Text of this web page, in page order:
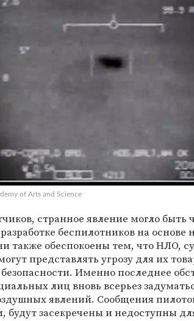
of Arts and Science
странное явление могло быть
беспилотников на основе
также обеспокоены тем, что НЛО,
представлять угрозу для их
Именно последнее
лиц вновь всерьез
явлений. Сообщения
засекречены и недоступны